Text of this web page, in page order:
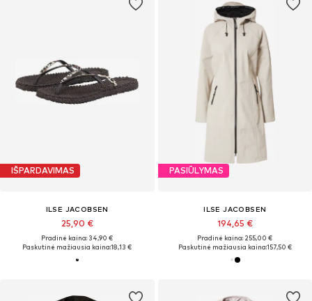
IŠPARDAVIMAS
ILSE JACOBSEN
25,90 €
Pradinė kaina: 34,90 €
Paskutinė mažiausia kaina:18,13 €
PASIŪLYMAS
ILSE JACOBSEN
194,65 €
Pradinė kaina: 255,00 €
Paskutinė mažiausia kaina:157,50 €